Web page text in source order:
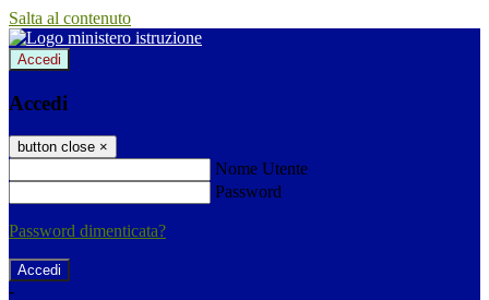
Salta al contenuto
Accedi
Accedi
button close ×
Nome Utente
Password
Password dimenticata?
-